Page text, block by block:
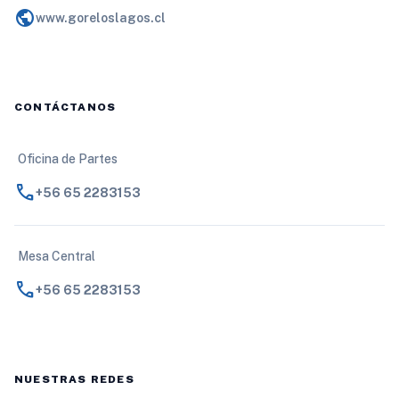
publicwww.goreloslagos.cl
CONTÁCTANOS
Oficina de Partes
call+56 65 2283153
Mesa Central
call+56 65 2283153
NUESTRAS REDES